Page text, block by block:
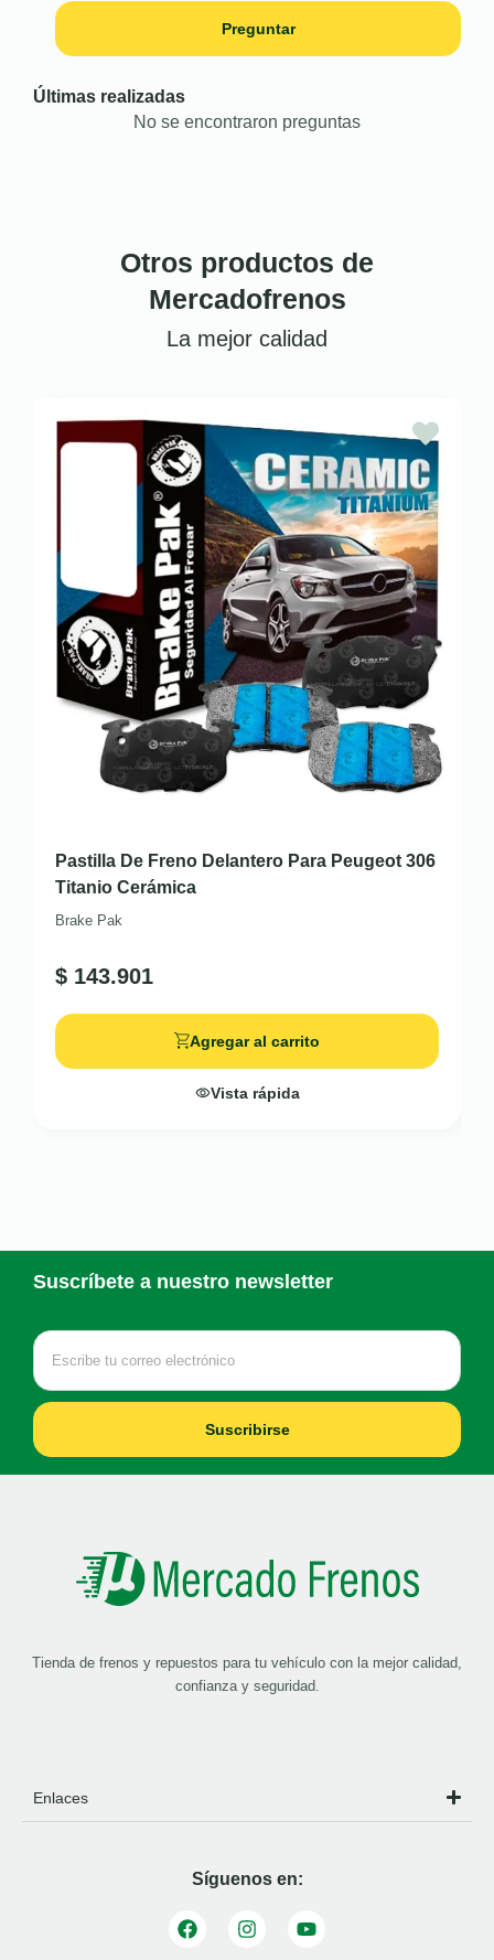
Preguntar
Últimas realizadas
No se encontraron preguntas
Otros productos de
Mercadofrenos
La mejor calidad
Pastilla De Freno Delantero Para Peugeot 306
Titanio Cerámica
Brake Pak
$ 143.901
Agregar al carrito
Vista rápida
Suscríbete a nuestro newsletter
Suscribirse
Tienda de frenos y repuestos para tu vehículo con la mejor calidad,
confianza y seguridad.
Enlaces
Síguenos en: